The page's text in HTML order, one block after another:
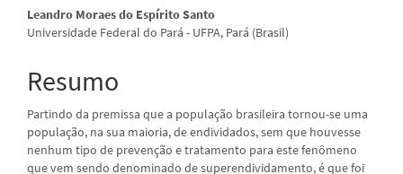
Conteúdo
do
artigo
principal
Leandro Moraes do Espírito Santo
Universidade Federal do Pará - UFPA, Pará (Brasil)
Resumo
Partindo da premissa que a população brasileira tornou-se uma
população, na sua maioria, de endividados, sem que houvesse
nenhum tipo de prevenção e tratamento para este fenômeno
que vem sendo denominado de superendividamento, é que foi